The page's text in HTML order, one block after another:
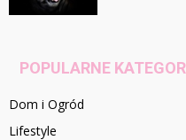
POPULARNE
Dom i Ogród
Lifestyle